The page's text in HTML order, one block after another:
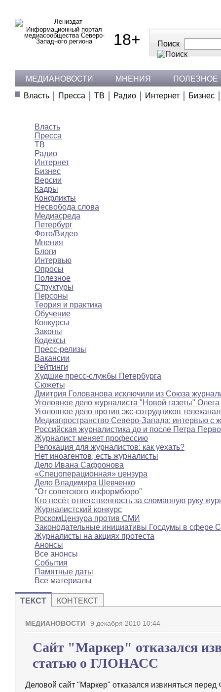
Информационный портал
медиасообщества Северо-
Западного региона
18+ Поиск
МЕДИАНОВОСТИ МНЕНИЯ
ПОЛЕЗНОЕ
Власть
Пресса ТВ Радио Интернет Бизнес
Власть
Пресса
ТВ
Радио
Интернет
Бизнес
Версии
Кадры
Конфликты
Несвобода слова
Медиасреда
Петербург
Фото/Видео
Мнения
Блоги
Интервью
Опросы
Полезное
Структуры
Персоны
Теория и практика
Обучение
Конкурсы
Законы
Кодексы
Пресс-релизы
Вакансии
Рейтинги
Худшие пресс-службы Петербурга
Сюжеты
Дмитрия Голованова исключили из Союза
Уголовное дело журналиста "Новой газеты"
Уголовное дело против экс-сотрудников
Медиапространство Северо-Запада: интервью с
Российская журналистика до и после Петра
Журналист меняет профессию
Релокация для журналистов: как уехать?
Нет иноагентов, есть журналисты
Дело Ивана Сафронова
«Спецоперационная» цензура
Дело Владимира Шевченко
"От советского информбюро"
Кто несёт ответственность за сломанную руку
Журналистский конкурс
РоскомЦензура против СМИ
Законодательные инициативы Госдумы в сфере
Журналисты на акциях протеста
Анонсы
Все анонсы
События
Памятные даты
Все материалы
ТЕКСТ КОНТЕКСТ
МЕДИАНОВОСТИ 9 декабря 2010 10:44
Сайт "Маркер" отказался
статью о ГЛОНАСС
Деловой сайт "Маркер" отказался извиняться